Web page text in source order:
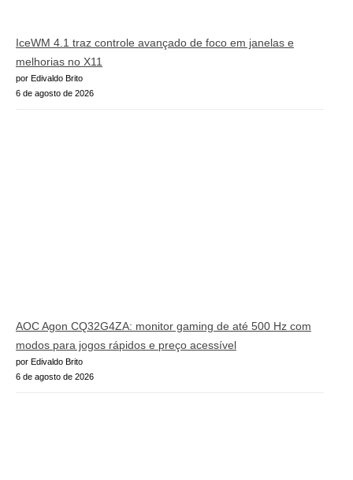
IceWM 4.1 traz controle avançado de foco em janelas e
melhorias no X11
por Edivaldo Brito
6 de agosto de 2026
AOC Agon CQ32G4ZA: monitor gaming de até 500 Hz com
modos para jogos rápidos e preço acessível
por Edivaldo Brito
6 de agosto de 2026